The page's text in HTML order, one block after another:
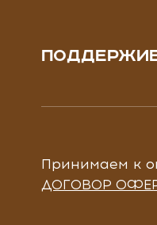
Принимаем к
ДОГОВОР